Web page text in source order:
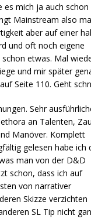
mich ja auch schon
Mainstream also
aber auf einer
und oft noch eigene
etwas. Mal
und mir später
Seite 110. Geht
Sehr
an Talenten,
Manöver. Komplett
gelesen habe ich
man von der D&D
schon, dass ich auf
von narrativer
Skizze verzichten
SL Tip nicht